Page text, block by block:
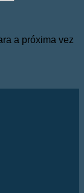
a próxima vez